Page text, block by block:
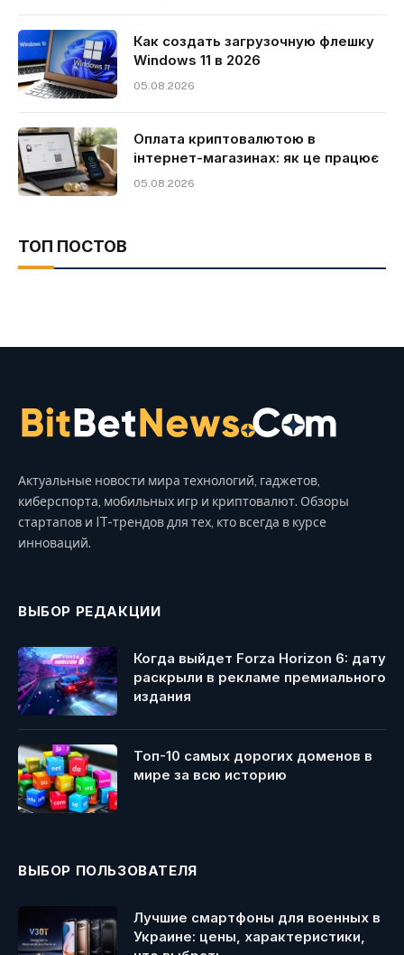
Как создать загрузочную флешку
Windows 11 в 2026
05.08.2026
Оплата криптовалютою в
інтернет-магазинах: як це працює
05.08.2026
ТОП ПОСТОВ
Актуальные новости мира технологий, гаджетов,
киберспорта, мобильных игр и криптовалют. Обзоры
стартапов и IT-трендов для тех, кто всегда в курсе
инноваций.
ВЫБОР РЕДАКЦИИ
Когда выйдет Forza Horizon 6: дату
раскрыли в рекламе премиального
издания
Топ-10 самых дорогих доменов в
мире за всю историю
ВЫБОР ПОЛЬЗОВАТЕЛЯ
Лучшие смартфоны для военных в
Украине: цены, характеристики,